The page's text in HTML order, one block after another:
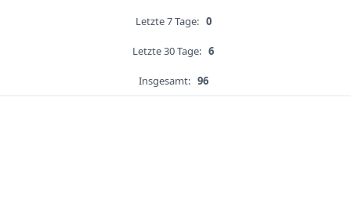
Letzte 7 Tage: 0
Letzte 30 Tage: 6
Insgesamt: 96